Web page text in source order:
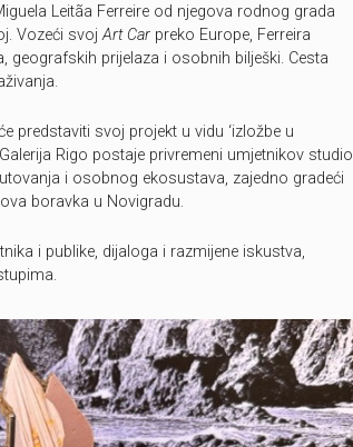
Leitãa Ferreire od njegova rodnog grada
Vozeći svojArt Car preko Europe, Ferreira
geografskih prijelaza i osobnih bilješki. Cesta
predstaviti svoj projekt u vidu ‘izložbe u
Rigo postaje privremeni umjetnikov studio
i osobnog ekosustava, zajedno gradeći
boravka u Novigradu.
i publike, dijaloga i razmijene iskustva,